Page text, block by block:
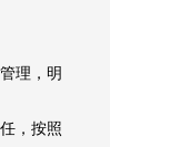
理，明
，按照